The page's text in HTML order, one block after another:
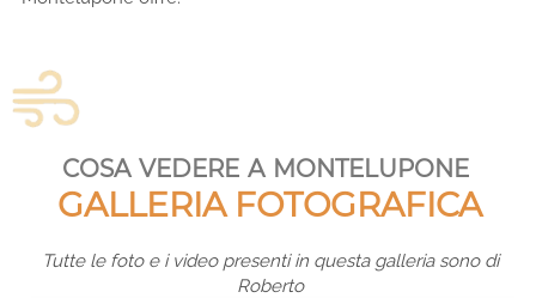
cosa vedere a montelupone
GALLERIA FOTOGRAFICA
Tutte le foto e i video presenti in questa galleria sono di
Roberto